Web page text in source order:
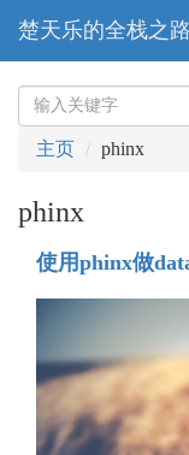
楚天乐的全栈之路
主页 phinx
phinx
使用phinx做